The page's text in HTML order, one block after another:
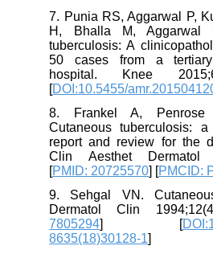
7. Punia RS, Aggarwal P,
H, Bhalla M, Aggarwal
tuberculosis: A
50 cases from a
hospital. Knee
[DOI:10.5455/
8. Frankel A,
Cutaneous tuberculosis:
report and review for the
Clin Aesthet Dermatol
[PMID: 20725570] [
9. Sehgal VN.
Dermatol Clin
7805294
] [
8635(18)30128-1